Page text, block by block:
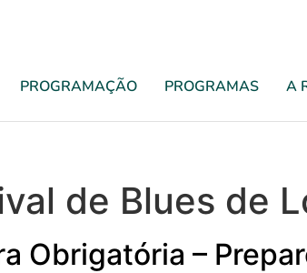
PROGRAMAÇÃO PROGRAMAS A
de Blues de
Obrigatória –